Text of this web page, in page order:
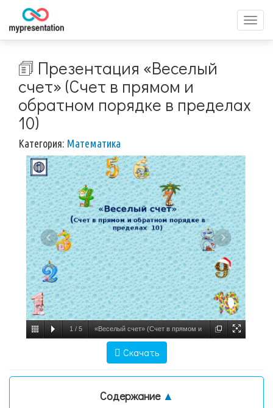
меню
🗊 Презентация «Веселый
счет» (Счет в прямом и
обратном порядке в пределах
10)
Категория: Математика
1 / 5 «Веселый счет» (Счет в прямом и
№1
Скачать
Содержание ▲